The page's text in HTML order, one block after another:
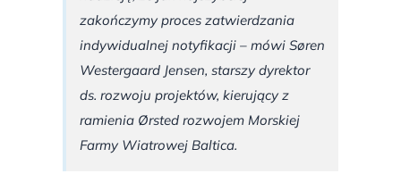
zakończymy proces zatwierdzania
indywidualnej notyfikacji – mówi Søren
Westergaard Jensen, starszy dyrektor
ds. rozwoju projektów, kierujący z
ramienia Ørsted rozwojem Morskiej
Farmy Wiatrowej Baltica.